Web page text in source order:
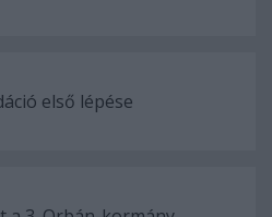
első lépése